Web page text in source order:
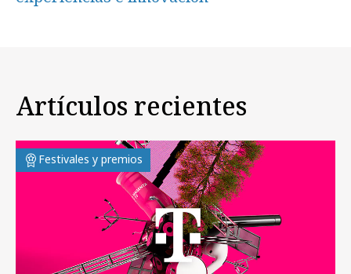
Artículos recientes
Festivales y premios